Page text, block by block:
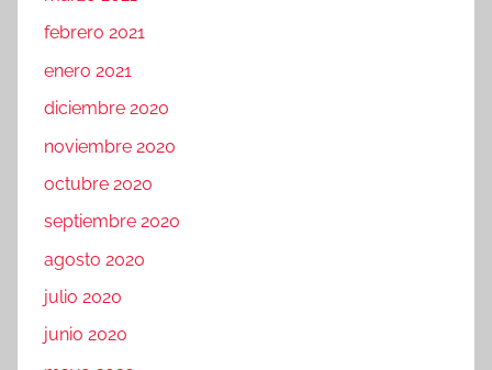
febrero 2021
enero 2021
diciembre 2020
noviembre 2020
octubre 2020
septiembre 2020
agosto 2020
julio 2020
junio 2020